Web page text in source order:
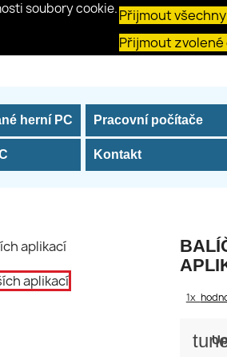
soubory cookie.Přijmout
Přijmout zvolené
herní PC Pracovní počítače
Kontakt
1x